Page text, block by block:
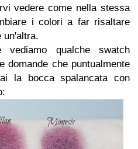
vedere come nella stessa
i colori a far risaltare
un'altra.
qualche swatch
domande che puntualmente
la bocca spalancata con